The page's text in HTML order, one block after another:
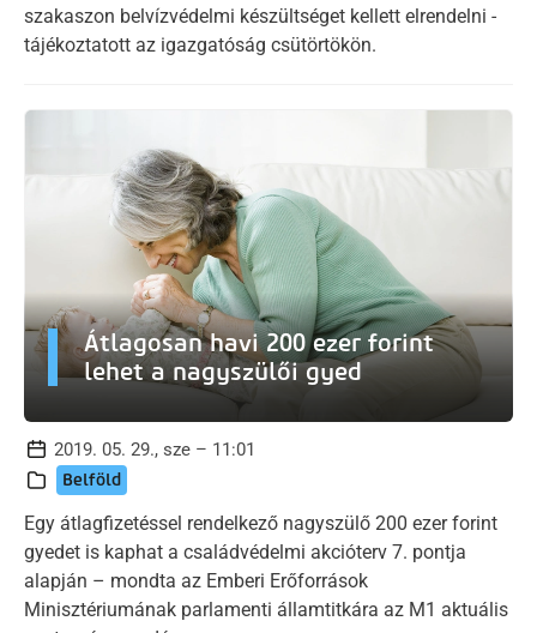
szakaszon belvízvédelmi készültséget kellett elrendelni -
tájékoztatott az igazgatóság csütörtökön.
Átlagosan havi 200 ezer forint
lehet a nagyszülői gyed
2019. 05. 29., sze – 11:01
Belföld
Egy átlagfizetéssel rendelkező nagyszülő 200 ezer forint
gyedet is kaphat a családvédelmi akcióterv 7. pontja
alapján – mondta az Emberi Erőforrások
Minisztériumának parlamenti államtitkára az M1 aktuális